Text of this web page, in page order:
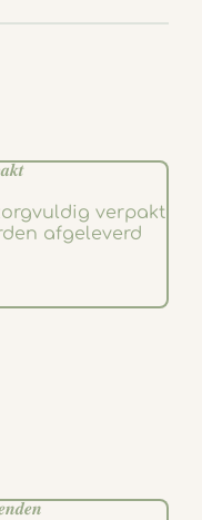
verpakt
afgeleverd